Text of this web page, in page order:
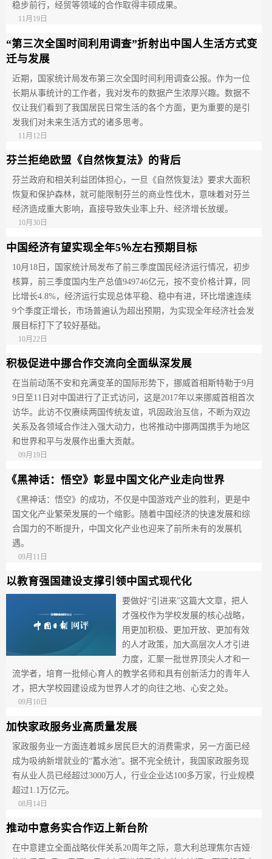
稳步前行，经贸等领域的合作取得丰硕成果。
11月19日
“第三次全国时间利用调查”折射出中国人生活方式变
迁与发展
近期，国家统计局发布第三次全国时间利用调查公报。作为一位
长期从事统计的工作者，我对发布的数据产生浓厚兴趣。数据不
仅让我们看到了我国居民日常生活的各个方面，更为重要的是引
发我们对未来生活方式的诸多思考。
11月12日
芬兰拒绝欧盟《自然恢复法》的背后
芬兰政府和相关利益团体担心，一旦《自然恢复法》要求大面积
恢复和保护森林，就可能限制芬兰的商业性伐木，意味着对芬兰
经济造成重大影响，直接导致失业率上升、经济增长放缓。
10月30日
中国经济有望实现全年5％左右预期目标
10月18日，国家统计局发布了前三季度国民经济运行情况，初步
核算，前三季度国内生产总值949746亿元，按不变价格计算，同
比增长4.8%，经济运行实现总体平稳、稳中有进，环比增速连续
9个季度正增长，市场普遍认为超出预期，为实现全年经济社会发
展目标打下了较好基础。
10月22日
积极促进中挪合作交流向全面纵深发展
在当前动荡不安和充满变革的国际形势下，挪威首相斯特勒于9月
9日至11日对中国进行了正式访问，这是2017年以来挪威首相首次
访华。此访不仅赓续两国传统友谊，巩固政治互信，不断为双边
关系及各领域合作注入强大动力，也将推动中挪两国携手为地区
和世界和平与发展作出重大贡献。
09月19日
《黑神话：悟空》彰显中国文化产业走向世界
《黑神话：悟空》的成功，不仅是中国游戏产业的胜利，更是中
国文化产业繁荣发展的一个缩影。随着中国经济的快速发展和综
合国力的不断提升，中国文化产业也迎来了前所未有的发展机
遇。
09月11日
以教育强国建设支撑引领中国式现代化
要做好“引进来”这篇大文章，把人
才强校作为学校发展的核心战略，
用更加积极、更加开放、更加有效
的人才政策，加大高层次人才引进
力度，汇聚一批世界顶尖人才和一
流学者，培育一批倾心育人的教学名师和具有创新活力的青年人
才，把大学校园建设成为世界人才的向往之地、心安之处。
09月10日
加快家政服务业高质量发展
家政服务业一方面连着城乡居民巨大的消费需求，另一方面已经
成为吸纳新增就业的“蓄水池”。据不完全统计，我国家政服务现
有从业人员已经超过3000万人，行业企业达100多万家，行业规模
超过1.1万亿元。
08月14日
推动中意务实合作迈上新台阶
在中意建立全面战略伙伴关系20周年之际，意大利总理焦尔吉娅·